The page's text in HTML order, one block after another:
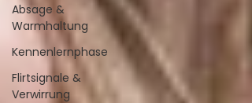
Absage &
Warmhaltung
Kennenlernphase
Flirtsignale &
Verwirrung